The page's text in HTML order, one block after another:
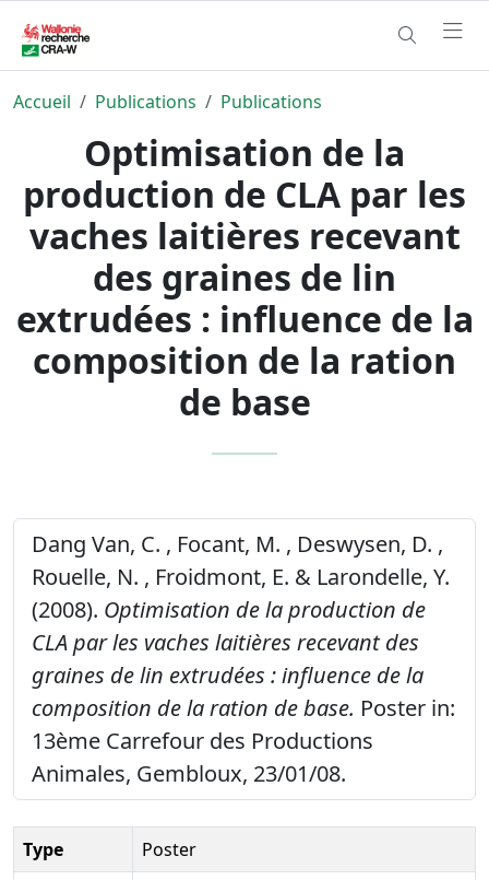
Accueil Publications Publications
Optimisation de la
production de CLA par les
vaches laitières recevant
des graines de lin
extrudées : influence de la
composition de la ration
de base
Dang Van, C. , Focant, M. , Deswysen, D. ,
Rouelle, N. , Froidmont, E. & Larondelle, Y.
(2008). Optimisation de la production de
CLA par les vaches laitières recevant des
graines de lin extrudées : influence de la
composition de la ration de base. Poster in:
13ème Carrefour des Productions
Animales, Gembloux, 23/01/08.
Type
Poster